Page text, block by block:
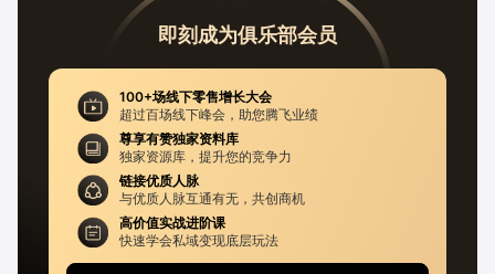
即刻成为俱乐部会员
100+场线下零售增长大会
超过百场线下峰会，助您腾飞业绩
尊享有赞独家资料库
独家资源库，提升您的竞争力
链接优质人脉
与优质人脉互通有无，共创商机
高价值实战进阶课
快速学会私域变现底层玩法